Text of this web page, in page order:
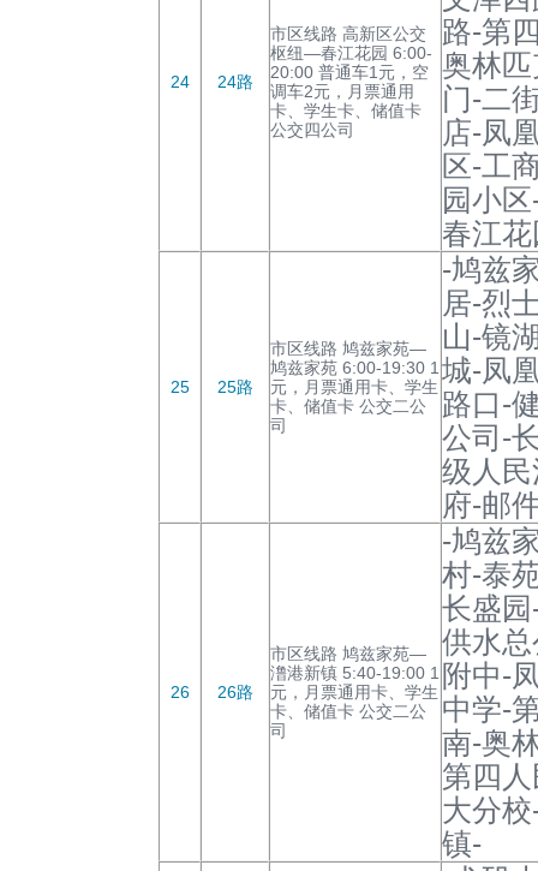
24 24路
市区线路 高新区公交
枢纽—春江花园 6:00-
20:00 普通车1元，空
调车2元，月票通用
卡、学生卡、储值卡
公交四公司
路-第
奥林
门-二
店-凤
区-工
园小
春江
25 25路
市区线路 鸠兹家苑—
鸠兹家苑 6:00-19:30 1
元，月票通用卡、学生
卡、储值卡 公交二公
司
-鸠兹
居-烈
山-镜
城-凤
路口-
公司-
级人
府-邮
26 26路
市区线路 鸠兹家苑—
澛港新镇 5:40-19:00 1
元，月票通用卡、学生
卡、储值卡 公交二公
司
-鸠兹
村-泰
长盛
供水
附中-
中学-
南-奥
第四
大分
镇-